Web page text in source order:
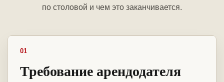
по столовой и чем это заканчивается.
01
Требование арендодателя